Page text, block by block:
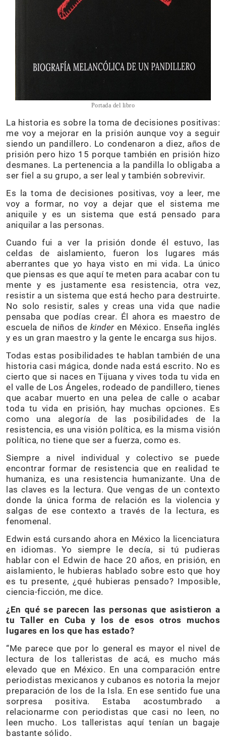
Portada del libro
La historia es sobre la toma de decisiones positivas:
me voy a mejorar en la prisión aunque voy a seguir
siendo un pandillero. Lo condenaron a diez, años de
prisión pero hizo 15 porque también en prisión hizo
desmanes. La pertenencia a la pandilla lo obligaba a
ser fiel a su grupo, a ser leal y también sobrevivir.
Es la toma de decisiones positivas, voy a leer, me
voy a formar, no voy a dejar que el sistema me
aniquile y es un sistema que está pensado para
aniquilar a las personas.
Cuando fui a ver la prisión donde él estuvo, las
celdas de aislamiento, fueron los lugares más
aberrantes que yo haya visto en mi vida. La único
que piensas es que aquí te meten para acabar con tu
mente y es justamente esa resistencia, otra vez,
resistir a un sistema que está hecho para destruirte.
No solo resistir, sales y creas una vida que nadie
pensaba que podías crear. Él ahora es maestro de
escuela de niños de kinder en México. Enseña inglés
y es un gran maestro y la gente le encarga sus hijos.
Todas estas posibilidades te hablan también de una
historia casi mágica, donde nada está escrito. No es
cierto que si naces en Tijuana y vives toda tu vida en
el valle de Los Ángeles, rodeado de pandillero, tienes
que acabar muerto en una pelea de calle o acabar
toda tu vida en prisión, hay muchas opciones. Es
como una alegoría de las posibilidades de la
resistencia, es una visión política, es la misma visión
política, no tiene que ser a fuerza, como es.
Siempre a nivel individual y colectivo se puede
encontrar formar de resistencia que en realidad te
humaniza, es una resistencia humanizante. Una de
las claves es la lectura. Que vengas de un contexto
donde la única forma de relación es la violencia y
salgas de ese contexto a través de la lectura, es
fenomenal.
Edwin está cursando ahora en México la licenciatura
en idiomas. Yo siempre le decía, si tú pudieras
hablar con el Edwin de hace 20 años, en prisión, en
aislamiento, le hubieras hablado sobre esto que hoy
es tu presente, ¿qué hubieras pensado? Imposible,
ciencia-ficción, me dice.
¿En qué se parecen las personas que asistieron a
tu Taller en Cuba y los de esos otros muchos
lugares en los que has estado?
“Me parece que por lo general es mayor el nivel de
lectura de los talleristas de acá, es mucho más
elevado que en México. En una comparación entre
periodistas mexicanos y cubanos es notoria la mejor
preparación de los de la Isla. En ese sentido fue una
sorpresa positiva. Estaba acostumbrado a
relacionarme con periodistas que casi no leen, no
leen mucho. Los talleristas aquí tenían un bagaje
bastante sólido.